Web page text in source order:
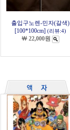
출입구노렌-민자(갈색)
[100*100cm] (리뷰:4)
￦ 22,000원